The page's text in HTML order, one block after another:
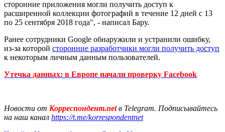
сторонние приложения могли получить доступ к
расширенной коллекции фотографий в течение 12 дней с 13
по 25 сентября 2018 года", - написал Бару.
Ранее сотрудники Google обнаружили и устранили ошибку,
из-за которой сторонние разработчики могли получить доступ
к некоторым личным данным пользователей.
Утечка данных: в Европе начали проверку Facebook
Новости от Корреспондент.netв Telegram. Подписывайтесь
на наш канал https://t.me/korrespondentnet